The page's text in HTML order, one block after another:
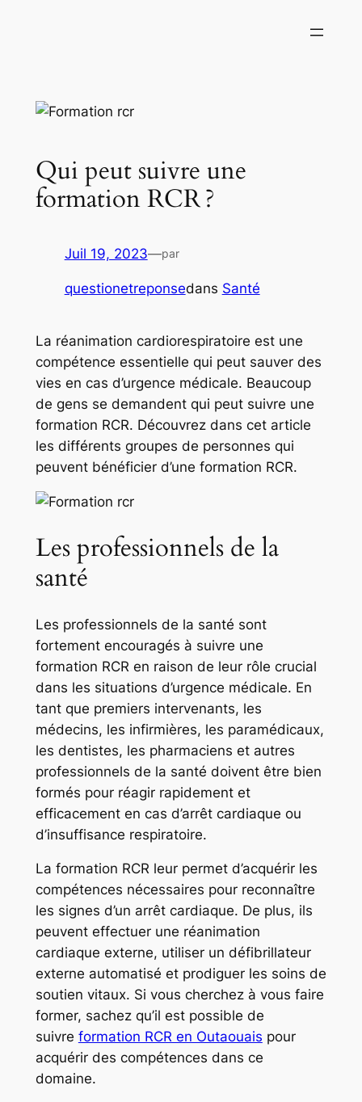
Qui peut suivre une
formation RCR ?
Juil 19, 2023—par
questionetreponsedans Santé
La réanimation cardiorespiratoire est une
compétence essentielle qui peut sauver des
vies en cas d’urgence médicale. Beaucoup
de gens se demandent qui peut suivre une
formation RCR. Découvrez dans cet article
les différents groupes de personnes qui
peuvent bénéficier d’une formation RCR.
Les professionnels de la
santé
Les professionnels de la santé sont
fortement encouragés à suivre une
formation RCR en raison de leur rôle crucial
dans les situations d’urgence médicale. En
tant que premiers intervenants, les
médecins, les infirmières, les paramédicaux,
les dentistes, les pharmaciens et autres
professionnels de la santé doivent être bien
formés pour réagir rapidement et
efficacement en cas d’arrêt cardiaque ou
d’insuffisance respiratoire.
La formation RCR leur permet d’acquérir les
compétences nécessaires pour reconnaître
les signes d’un arrêt cardiaque. De plus, ils
peuvent effectuer une réanimation
cardiaque externe, utiliser un défibrillateur
externe automatisé et prodiguer les soins de
soutien vitaux. Si vous cherchez à vous faire
former, sachez qu’il est possible de
suivre formation RCR en Outaouais pour
acquérir des compétences dans ce
domaine.